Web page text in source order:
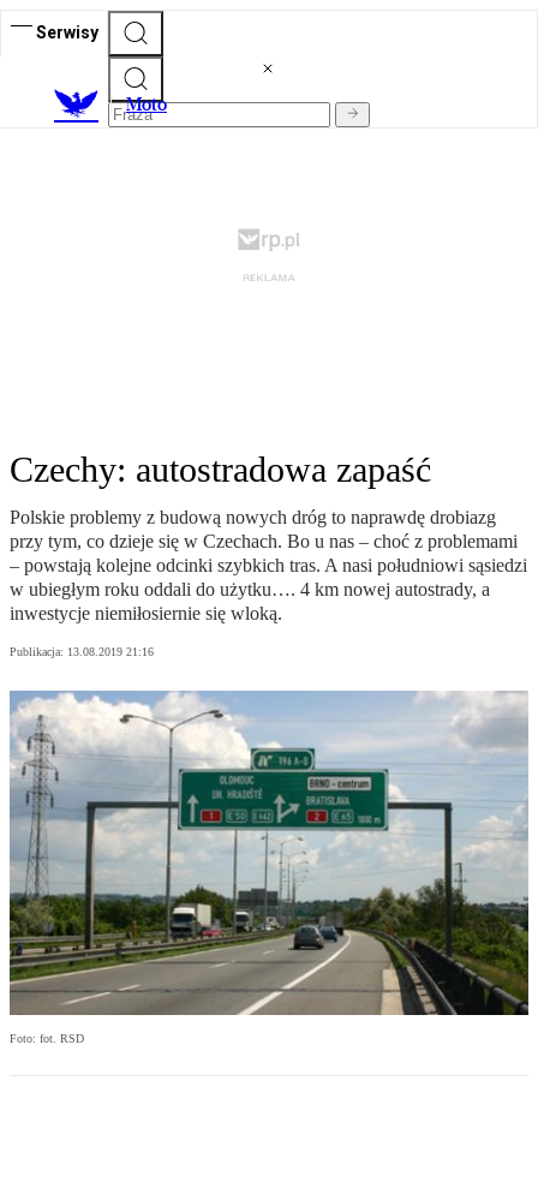
Serwisy
Moto
Czechy: autostradowa zapaść
Polskie problemy z budową nowych dróg to naprawdę drobiazg
przy tym, co dzieje się w Czechach. Bo u nas – choć z problemami
– powstają kolejne odcinki szybkich tras. A nasi południowi sąsiedzi
w ubiegłym roku oddali do użytku…. 4 km nowej autostrady, a
inwestycje niemiłosiernie się wloką.
Publikacja: 13.08.2019 21:16
Foto: fot. RSD